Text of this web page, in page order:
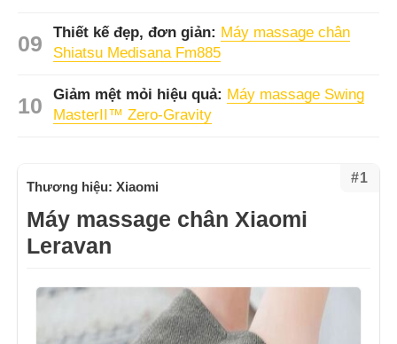
Thiết kế đẹp, đơn giản: Máy massage chân
Shiatsu Medisana Fm885
Giảm mệt mỏi hiệu quả: Máy massage Swing
MasterII™ Zero-Gravity
#1
Thương hiệu: Xiaomi
Máy massage chân Xiaomi
Leravan